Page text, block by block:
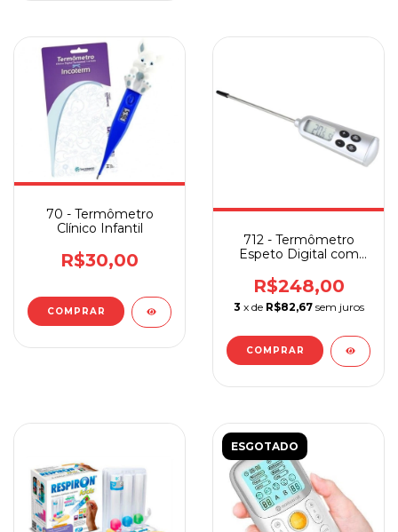
70 - Termômetro
Clínico Infantil
R$30,00
712 - Termômetro
Espeto Digital com
R$248,00
3 x de R$82,67 sem juros
ESGOTADO